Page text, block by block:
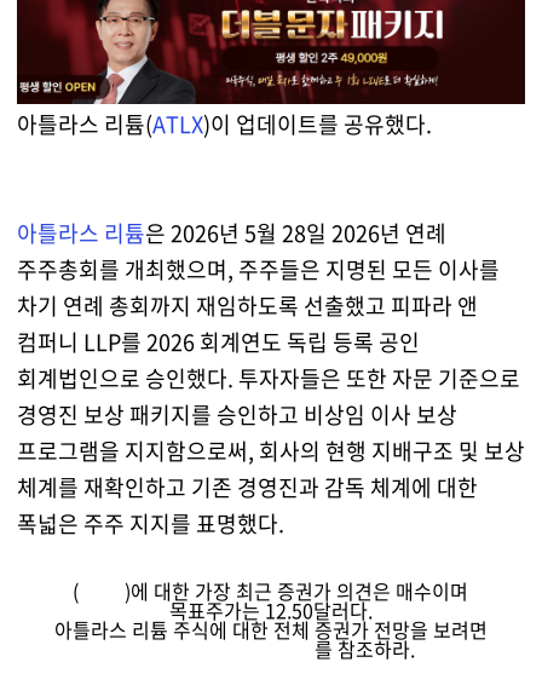
아틀라스 리튬(ATLX)이 업데이트를 공유했다.
아틀라스 리튬은 2026년 5월 28일 2026년 연례
주주총회를 개최했으며, 주주들은 지명된 모든 이사를
차기 연례 총회까지 재임하도록 선출했고 피파라 앤
컴퍼니 LLP를 2026 회계연도 독립 등록 공인
회계법인으로 승인했다. 투자자들은 또한 자문 기준으로
경영진 보상 패키지를 승인하고 비상임 이사 보상
프로그램을 지지함으로써, 회사의 현행 지배구조 및 보상
체계를 재확인하고 기존 경영진과 감독 체계에 대한
폭넓은 주주 지지를 표명했다.
( ATLX)에 대한 가장 최근 증권가 의견은 매수이며
목표주가는 12.50달러다.
아틀라스 리튬 주식에 대한 전체 증권가 전망을 보려면
ATLX 주가 전망 페이지 를 참조하라.